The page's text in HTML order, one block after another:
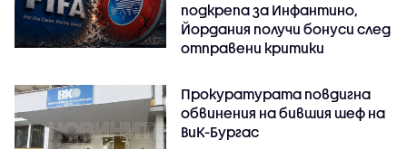
подкрепа за Инфантино,
Йордания получи бонуси след
отправени критики
Прокуратурата повдигна
обвинения на бившия шеф на
ВиК-Бургас